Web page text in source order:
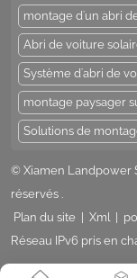
montage d'un abri
Abri de voiture
Système d'abri de
montage paysager
Solutions de
© Xiamen Landpower
réservés .
Plan du site
Xml
Réseau IPv6 pris en